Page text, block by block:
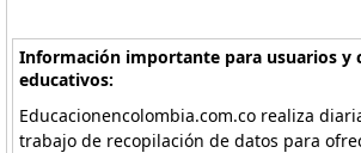
Información importante para usuarios y
educativos:
Educacionencolombia.com.co realiza
trabajo de recopilación de datos para